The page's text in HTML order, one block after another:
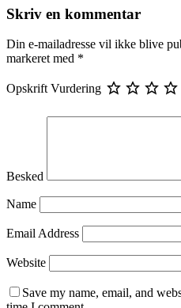
Skriv en kommentar
Din e-mailadresse vil ikke blive
markeret med *
Opskrift Vurdering
Besked
Name
Email Address
Website
Save my name, email, and